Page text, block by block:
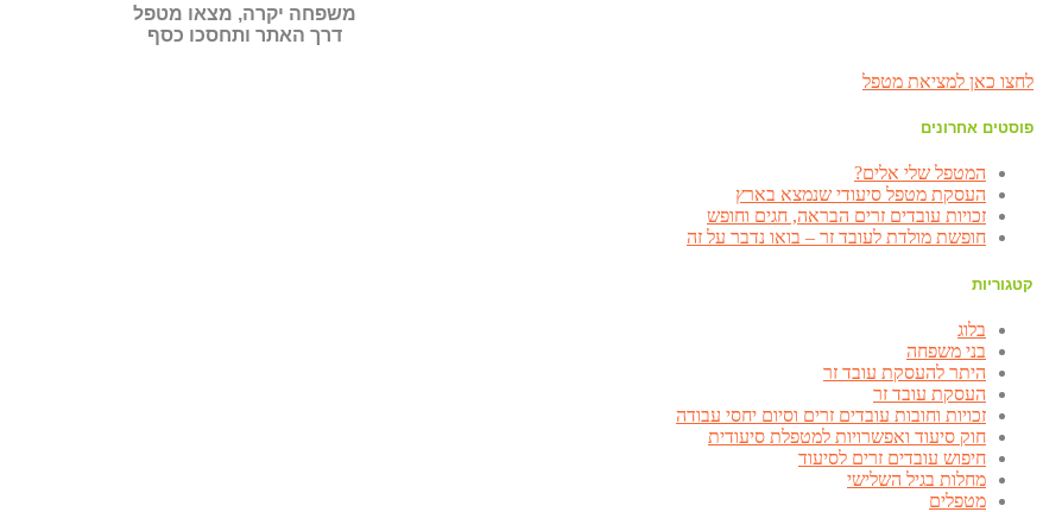
משפחה יקרה, מצאו מטפל
דרך האתר ותחסכו כסף
לחצו כאן למציאת מטפל
פוסטים אחרונים
המטפל שלי אלים?
העסקת מטפל סיעודי שנמצא בארץ
זכויות עובדים זרים הבראה, חגים וחופש
חופשת מולדת לעובד זר – בואו נדבר על זה
קטגוריות
בלוג
בני משפחה
היתר להעסקת עובד זר
העסקת עובד זר
זכויות וחובות עובדים זרים וסיום יחסי עבודה
חוק סיעוד ואפשרויות למטפלת סיעודית
חיפוש עובדים זרים לסיעוד
מחלות בגיל השלישי
מטפלים